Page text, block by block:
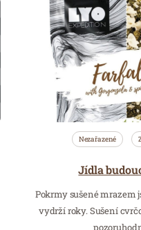
Nezařazené
Jídla
Pokrmy sušené mrazem
vydrží roky. Sušení